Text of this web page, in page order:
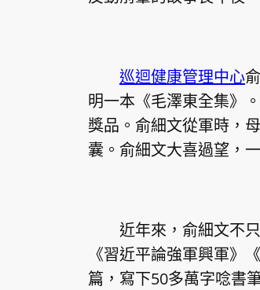
巡迴健康管理中心
明一本《毛澤東全集》
獎品。俞細文從軍時，
囊。俞細文大喜過望，一
近年來，俞細文不
《習近平論強軍興軍》《
篇，寫下50多萬字唸書